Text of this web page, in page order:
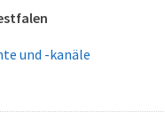
und -kanäle